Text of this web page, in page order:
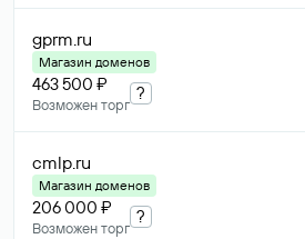
gprm.ru
Магазин доменов
463 500 ₽
Возможен торг
?
cmlp.ru
Магазин доменов
206 000 ₽
Возможен торг
?